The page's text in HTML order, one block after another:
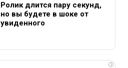
Ролик длится пару секунд,
но вы будете в шоке от
увиденного
i